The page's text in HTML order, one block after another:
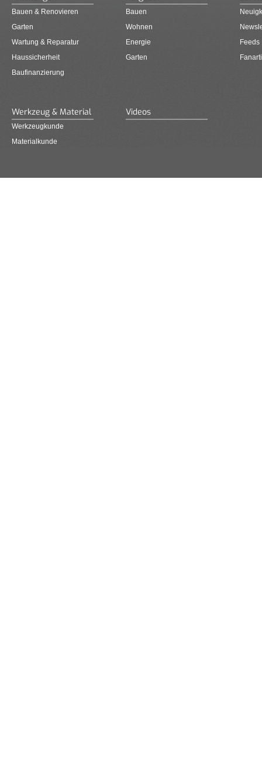
Bauen & Renovieren
Garten
Wartung & Reparatur
Haussicherheit
Baufinanzierung
Bauen
Wohnen
Energie
Garten
Feeds
Werkzeug & Material
Werkzeugkunde
Materialkunde
Videos